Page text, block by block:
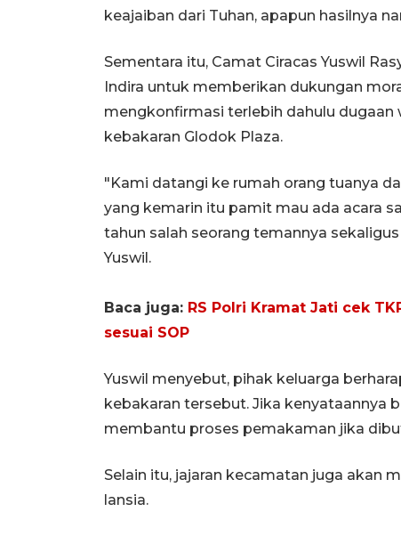
keajaiban dari Tuhan, apapun hasilnya
Sementara itu, Camat Ciracas Yuswil
Indira untuk memberikan dukungan
mengkonfirmasi terlebih dahulu dugaan
kebakaran Glodok Plaza.
"Kami datangi ke rumah orang tuanya
yang kemarin itu pamit mau ada acara
tahun salah seorang temannya
Yuswil.
Baca juga: RS Polri Kramat Jati cek
sesuai SOP
Yuswil menyebut, pihak keluarga
kebakaran tersebut. Jika kenyataannya
membantu proses pemakaman jika
Selain itu, jajaran kecamatan juga akan
lansia.